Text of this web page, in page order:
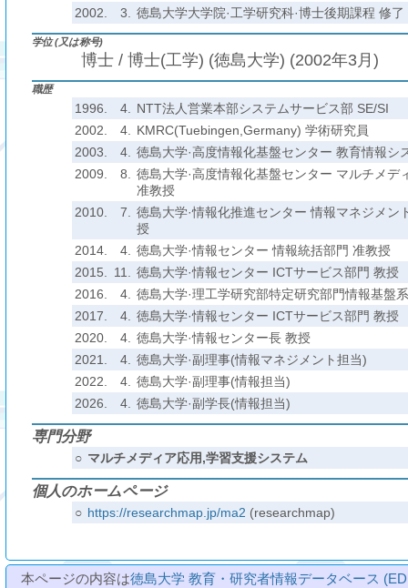
2002.
3. 徳島大学大学院·工学研究科·博士後期課程 修
学位 (又は称号)
博士 / 博士(工学) (徳島大学) (2002年3月)
職歴
1996. 4.
NTT法人営業本部システムサービス部 SE/SI
2002.
4.
KMRC(Tuebingen,Germany) 学術研究員
2003.
4.
徳島大学·高度情報化基盤センター 教育情報シ
2009.
8.
徳島大学·高度情報化基盤センター マルチメデ
准教授
2010.
7.
徳島大学·情報化推進センター 情報マネジメン
授
2014.
4.
徳島大学·情報センター 情報統括部門 准教授
2015.
11.
徳島大学·情報センター ICTサービス部門 教授
2016.
4.
徳島大学·理工学研究部特定研究部門情報基盤
2017.
4.
徳島大学·情報センター ICTサービス部門 教授
2020.
4.
徳島大学·情報センター長 教授
2021.
4.
徳島大学·副理事(情報マネジメント担当)
2022.
4.
徳島大学·副理事(情報担当)
2026.
4. 徳島大学·副学長(情報担当)
専門分野
○ マルチメディア応用,学習支援システム
個人のホームページ
○ https://researchmap.jp/ma2 (researchmap)
本ページの内容は徳島大学 教育・研究者情報データベース